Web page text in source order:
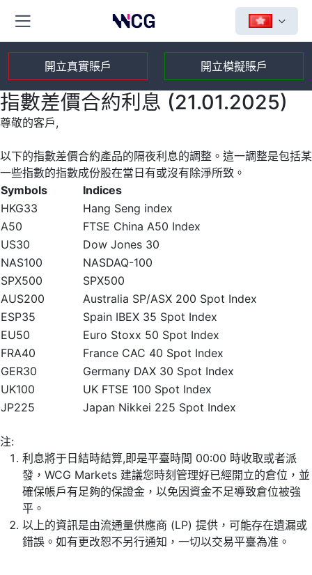
開立真實賬戶 開立模擬賬戶
指數差價合約利息 (21.01.2025)
尊敬的客戶,
以下的指數差價合約產品的隔夜利息的調整。這一調整是包括某
一些指數的指數成份股在當日有或沒有除淨所致。
Symbols
Indices
HKG33
Hang Seng index
A50
FTSE China A50 Index
US30
Dow Jones 30
NAS100
NASDAQ-100
SPX500
SPX500
AUS200
Australia SP/ASX 200 Spot Index
ESP35
Spain IBEX 35 Spot Index
EU50
Euro Stoxx 50 Spot Index
FRA40
France CAC 40 Spot Index
GER30
Germany DAX 30 Spot Index
UK100
UK FTSE 100 Spot Index
JP225
Japan Nikkei 225 Spot Index
注:
利息將于日結時結算,即是平臺時間 00:00 時收取或者派
發，WCG Markets 建議您時刻管理好已經開立的倉位，並
確保帳戶有足夠的保證金，以免因資金不足導致倉位被強
平。
以上的資訊是由流通量供應商 (LP) 提供，可能存在遺漏或
錯誤。如有更改恕不另行通知，一切以交易平臺為准。